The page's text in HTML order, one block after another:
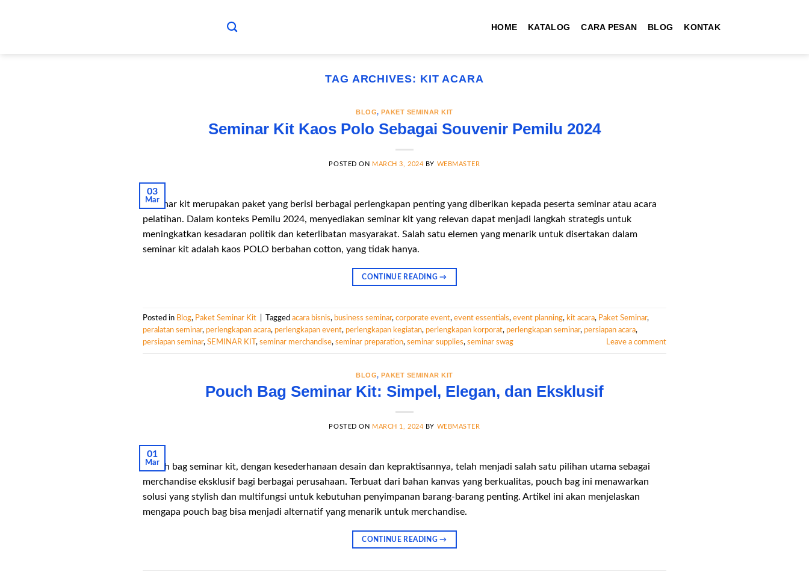
HOME KATALOG CARA PESAN BLOG KONTAK
TAG ARCHIVES: KIT ACARA
BLOG,PAKET SEMINAR KIT
Seminar Kit Kaos Polo Sebagai Souvenir Pemilu 2024
POSTED ON MARCH 3, 2024 BY WEBMASTER
03
Mar
Seminar kit merupakan paket yang berisi berbagai perlengkapan penting yang diberikan kepada peserta seminar atau acara
pelatihan. Dalam konteks Pemilu 2024, menyediakan seminar kit yang relevan dapat menjadi langkah strategis untuk
meningkatkan kesadaran politik dan keterlibatan masyarakat. Salah satu elemen yang menarik untuk disertakan dalam
seminar kit adalah kaos POLO berbahan cotton, yang tidak hanya.
CONTINUE READING→
Posted in Blog, Paket Seminar Kit Tagged acara bisnis, business seminar, corporate event, event essentials, event planning, kit acara, Paket Seminar,
peralatan seminar, perlengkapan acara, perlengkapan event, perlengkapan kegiatan, perlengkapan korporat, perlengkapan seminar, persiapan acara,
persiapan seminar, SEMINAR KIT , seminar merchandise, seminar preparation, seminar supplies, seminar swag Leave a comment
BLOG,PAKET SEMINAR KIT
Pouch Bag Seminar Kit: Simpel, Elegan, dan Eksklusif
POSTED ON MARCH 1, 2024 BY WEBMASTER
01
Mar
Pouch bag seminar kit, dengan kesederhanaan desain dan kepraktisannya, telah menjadi salah satu pilihan utama sebagai
merchandise eksklusif bagi berbagai perusahaan. Terbuat dari bahan kanvas yang berkualitas, pouch bag ini menawarkan
solusi yang stylish dan multifungsi untuk kebutuhan penyimpanan barang-barang penting. Artikel ini akan menjelaskan
mengapa pouch bag bisa menjadi alternatif yang menarik untuk merchandise.
CONTINUE READING→